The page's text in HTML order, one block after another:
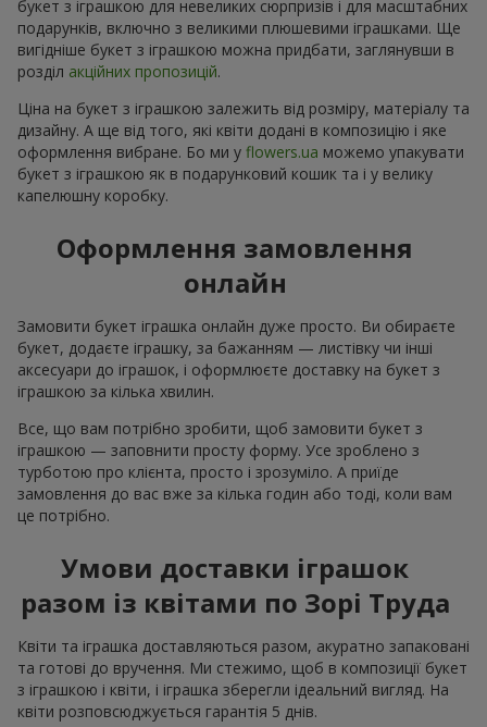
букет з іграшкою для невеликих сюрпризів і для масштабних
подарунків, включно з великими плюшевими іграшками. Ще
вигідніше букет з іграшкою можна придбати, заглянувши в
розділ акційних пропозицій.
Ціна на букет з іграшкою залежить від розміру, матеріалу та
дизайну. А ще від того, які квіти додані в композицію і яке
оформлення вибране. Бо ми у flowers.ua можемо упакувати
букет з іграшкою як в подарунковий кошик та і у велику
капелюшну коробку.
Оформлення замовлення
онлайн
Замовити букет іграшка онлайн дуже просто. Ви обираєте
букет, додаєте іграшку, за бажанням — листівку чи інші
аксесуари до іграшок, і оформлюєте доставку на букет з
іграшкою за кілька хвилин.
Все, що вам потрібно зробити, щоб замовити букет з
іграшкою — заповнити просту форму. Усе зроблено з
турботою про клієнта, просто і зрозуміло. А приїде
замовлення до вас вже за кілька годин або тоді, коли вам
це потрібно.
Умови доставки іграшок
разом із квітами по Зорі Труда
Квіти та іграшка доставляються разом, акуратно запаковані
та готові до вручення. Ми стежимо, щоб в композиції букет
з іграшкою і квіти, і іграшка зберегли ідеальний вигляд. На
квіти розповсюджується гарантія 5 днів.